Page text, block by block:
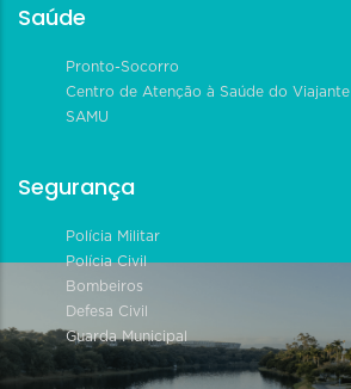
Saúde
Pronto-Socorro
Centro de Atenção à Saúde do Viajante
SAMU
Segurança
Polícia Militar
Polícia Civil
Bombeiros
Defesa Civil
Guarda Municipal